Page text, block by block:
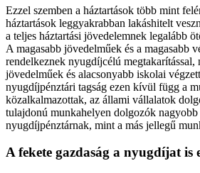
Ezzel szemben a háztartások több mint
háztartások leggyakrabban lakáshitelt
a teljes háztartási jövedelemnek legalább
A magasabb jövedelműek és a magasabb
rendelkeznek nyugdíjcélú megtakarítással,
jövedelműek és alacsonyabb iskolai
nyugdíjpénztári tagság ezen kívül függ a
közalkalmazottak, az állami vállalatok
tulajdonú munkahelyen dolgozók
nyugdíjpénztárnak, mint a más jellegű
A fekete gazdaság a nyugdíjat is